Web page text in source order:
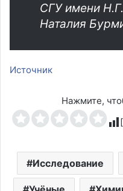
СГУ имени
Наталия
Источник
Нажмите,
Исследование